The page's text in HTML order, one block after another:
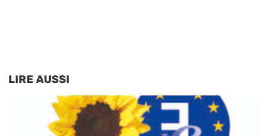
LIRE AUSSI